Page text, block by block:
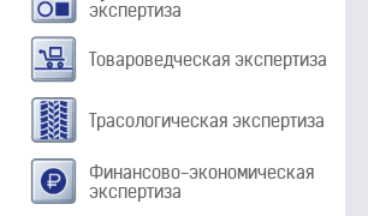
экспертиза
Товароведческая экспертиза
Трасологическая экспертиза
Финансово-экономическая
экспертиза